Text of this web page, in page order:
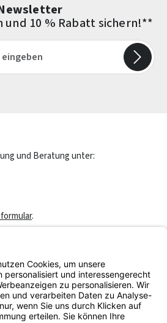
10 % Rabatt sichern!**
und Beratung unter:
.